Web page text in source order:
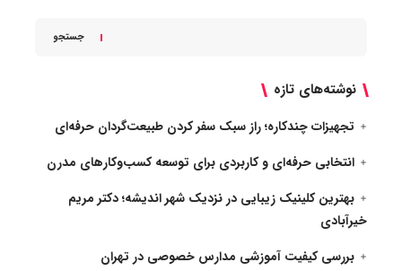
جستجو
نوشته‌های تازه
تجهیزات چندکاره؛ راز سبک سفر کردن طبیعت‌گردان حرفه‌ای
انتخابی حرفه‌ای و کاربردی برای توسعه کسب‌وکارهای مدرن
بهترین کلینیک زیبایی در نزدیک شهر اندیشه؛ دکتر مریم
خیرآبادی
بررسی کیفیت آموزشی مدارس خصوصی در تهران